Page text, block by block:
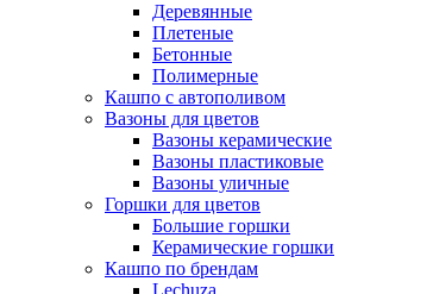
Деревянные
Плетеные
Бетонные
Полимерные
Кашпо с автополивом
Вазоны для цветов
Вазоны керамические
Вазоны пластиковые
Вазоны уличные
Горшки для цветов
Большие горшки
Керамические горшки
Кашпо по брендам
Lechuza